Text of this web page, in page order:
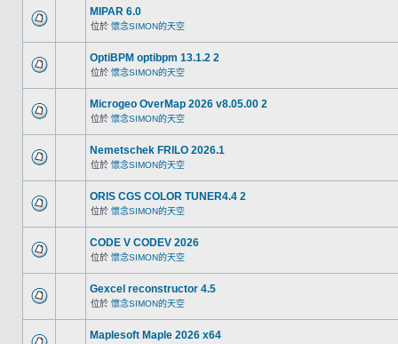
MIPAR 6.0
位於 懷念SIMON的天空
OptiBPM optibpm 13.1.2 2
位於 懷念SIMON的天空
Microgeo OverMap 2026 v8.05.00 2
位於 懷念SIMON的天空
Nemetschek FRILO 2026.1
位於 懷念SIMON的天空
ORIS CGS COLOR TUNER4.4 2
位於 懷念SIMON的天空
CODE V CODEV 2026
位於 懷念SIMON的天空
Gexcel reconstructor 4.5
位於 懷念SIMON的天空
Maplesoft Maple 2026 x64